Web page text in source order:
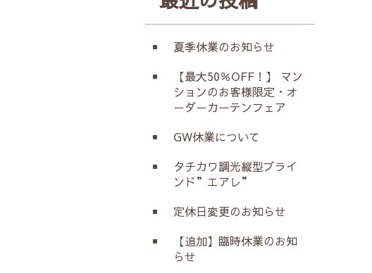
夏季休業のお知らせ
【最大50％OFF！】 マン
ションのお客様限定・オ
ーダーカーテンフェア
GW休業について
タチカワ調光縦型ブライ
ンド”エアレ”
定休日変更のお知らせ
【追加】臨時休業のお知
らせ